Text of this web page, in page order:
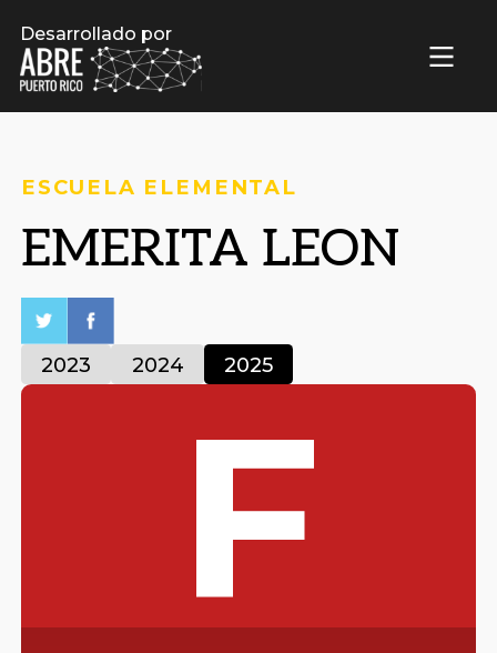
Desarrollado por
ESCUELA ELEMENTAL
EMERITA LEON
2023 2024 2025
F